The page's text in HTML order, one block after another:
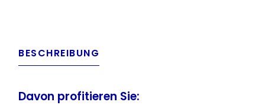
BESCHREIBUNG
Davon profitieren Sie: